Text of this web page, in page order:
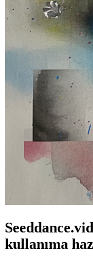
kullanıma